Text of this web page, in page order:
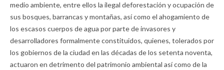
medio ambiente, entre ellos la ilegal deforestación y ocupación de
sus bosques, barrancas y montañas, así como el ahogamiento de
los escasos cuerpos de agua por parte de invasores y
desarrolladores formalmente constituidos, quienes, tolerados por
los gobiernos de la ciudad en las décadas de los setenta noventa,
actuaron en detrimento del patrimonio ambiental así como de la